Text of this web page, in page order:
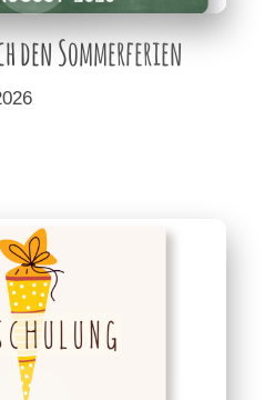
den Sommerferien